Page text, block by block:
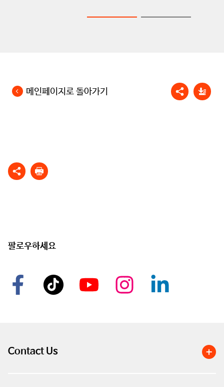
메인페이지로 돌아가기
팔로우하세요
Contact Us